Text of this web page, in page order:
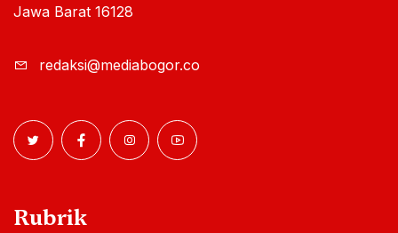
Jawa Barat 16128
redaksi@mediabogor.co
Rubrik